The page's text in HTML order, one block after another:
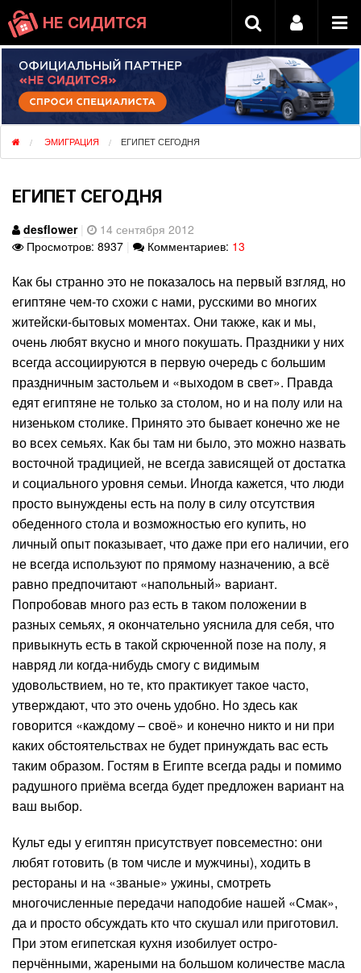
НЕ СИДИТСЯ
ЭМИГРАЦИЯ ЕГИПЕТ СЕГОДНЯ
ЕГИПЕТ СЕГОДНЯ
desflower
14 сентября 2012
Просмотров: 8937
Комментариев: 13
Как бы странно это не показалось на первый взгляд, но
египтяне чем-то схожи с нами, русскими во многих
житейски-бытовых моментах. Они также, как и мы,
очень любят вкусно и много покушать. Праздники у них
всегда ассоциируются в первую очередь с большим
праздничным застольем и «выходом в свет». Правда
едят египтяне не только за столом, но и на полу или на
низеньком столике. Принято это бывает конечно же не
во всех семьях. Как бы там ни было, это можно назвать
восточной традицией, не всегда зависящей от достатка
и социального уровня семьи. Иногда кажется, что люди
просто вынуждены есть на полу в силу отсутствия
обеденного стола и возможностью его купить, но
личный опыт показывает, что даже при его наличии, его
не всегда используют по прямому назначению, а всё
равно предпочитают «напольный» вариант.
Попробовав много раз есть в таком положении в
разных семьях, я окончательно уяснила для себя, что
привыкнуть есть в такой скрюченной позе на полу, я
навряд ли когда-нибудь смогу с видимым
удовольствием, но те, кто практикует такое часто,
утверждают, что это очень удобно. Но здесь как
говорится «каждому – своё» и конечно никто и ни при
каких обстоятельствах не будет принуждать вас есть
таким образом. Гостям в Египте всегда рады и помимо
радушного приёма всегда будет предложен вариант на
ваш выбор.
Культ еды у египтян присутствует повсеместно: они
любят готовить (в том числе и мужчины), ходить в
рестораны и на «званые» ужины, смотреть
многочисленные передачи наподобие нашей «Смак»,
да и просто обсуждать кто что скушал или приготовил.
При этом египетская кухня изобилует остро-
перчёнными, жареными на большом количестве масла